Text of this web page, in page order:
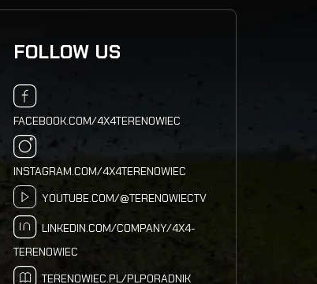
FOLLOW US
FACEBOOK.COM/4X4TERENOWIEC
INSTAGRAM.COM/4X4TERENOWIEC
YOUTUBE.COM/@TERENOWIECTV
LINKEDIN.COM/COMPANY/4X4-
TERENOWIEC
TERENOWIEC.PL/PLPORADNIK